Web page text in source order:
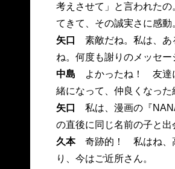
考えさせて」と言われた
てきて、その誠実さに感動
矢口
素敵だね。私は、あ
ね。何度も謝りのメッセ
中島 よかったね！ 友達
緒になって、仲良くなった
矢口
私は、漫画の『
の直後に同じ名前の子と出
久本奇跡的！ 私はね、高
り、今はご近所さん。